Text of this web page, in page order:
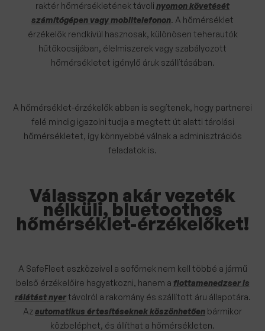
raktér hőmérsékletének távoli nyomon követését
számítógépen vagy mobiltelefonon. A hőmérséklet
érzékelők rendkívül hasznosak, különösen teherautók
hűtőkocsijában, élelmiszerek vagy szabályozott
hőmérsékletet igénylő áruk szállításában.
A hőmérséklet-érzékelők abban is segítenek, hogy partnerei
felé mindig igazolni tudja a megtett út alatti tárolási
hőmérsékletet, így könnyebbé válnak a adminisztrációs
feladatok is.
Válasszon akár vezeték
nélküli, bluetoothos
hőmérséklet-érzékelőket!
A SafeFleet eszközeivel a sofőrnek nem kell többé a jármű
belső érzékelőire hagyatkozni, hanem a flottamenedzser is
rálátást nyertávolról a rakomány és szállított áru állapotára.
Azautomatikus értesítéseknek köszönhetően bármikor
közbeléphet, és állíthat a hőmérsékleten.